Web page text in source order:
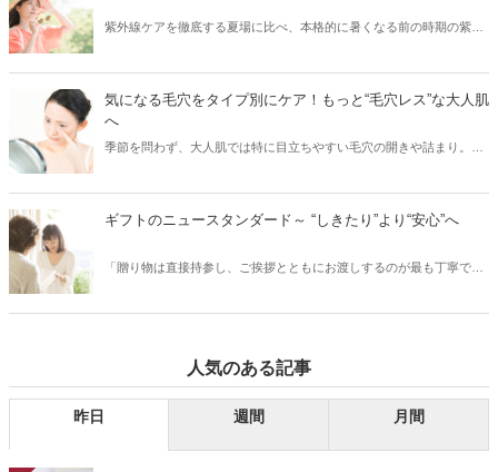
紫外線ケアを徹底する夏場に比べ、本格的に暑くなる前の時期の紫外
に達するので、この時期の紫外線こそ要注意！また紫外線を浴びるこ
とでシミができてしまった部分は、シワのリスクにつながるなどの肌
ジングケアのためにも重要です。今回は、そんな大人の肌ケアには欠
気になる毛穴をタイプ別にケア！もっと“毛穴レス”な大人肌
へ
季節を問わず、大人肌では特に目立ちやすい毛穴の開きや詰まり。夏
てしまうと、皮脂が酸化し黒ずみの原因に。特に、40代以降の大人の
肌は、たるみ毛穴からシワになってしまう恐れも……。今回は、大人
介します。
ギフトのニュースタンダード～ “しきたり”より“安心”へ
「贈り物は直接持参し、ご挨拶とともにお渡しするのが最も丁寧で
の贈り物をご紹介します。人気のある記事
昨日 週間 月間